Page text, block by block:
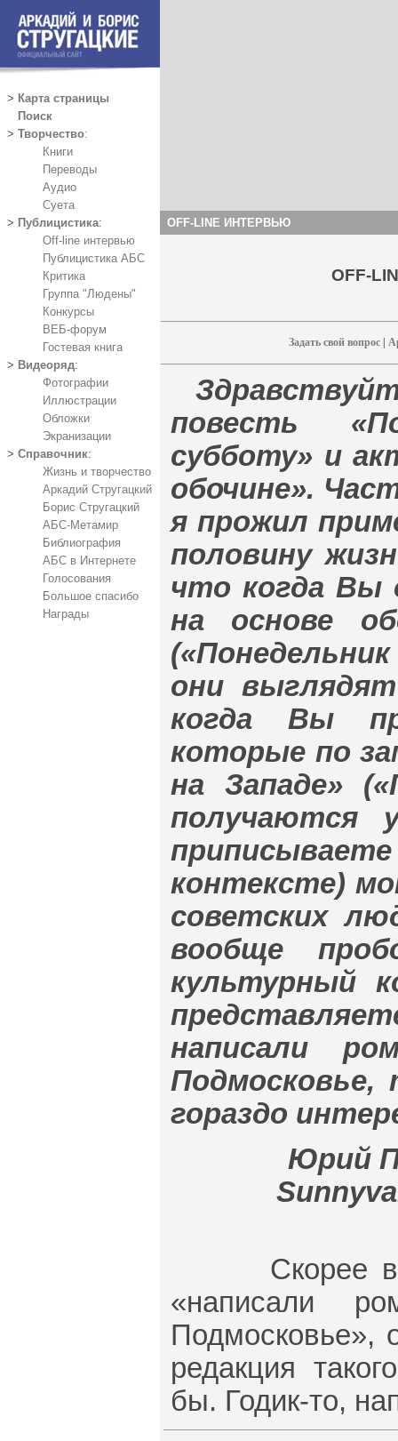
> Карта страницы
Поиск
> Творчество:
Книги
Переводы
Аудио
Суета
> Публицистика:
Off-line интервью
Публицистика АБС
Критика
Группа "Людены"
Конкурсы
ВЕБ-форум
Гостевая книга
> Видеоряд:
Фотографии
Иллюстрации
Обложки
Экранизации
> Справочник:
Жизнь и творчество
Аркадий Стругацкий
Борис Стругацкий
АБС-Метамир
Библиография
АБС в Интернете
Голосования
Большое спасибо
Награды
OFF-LINE ИНТЕРВЬЮ
OFF-
Задать свой вопрос|
повесть
субботу» и
обочине».
я прожил
половину
что когда Вы
на основе
они
когда Вы
которые по
на Западе»
получаются
контексте)
советских
вообще
культурный
написали
гораздо
Юрий
Скорее
«написали
Подмосковье»,
редакция
бы. Годик-то,